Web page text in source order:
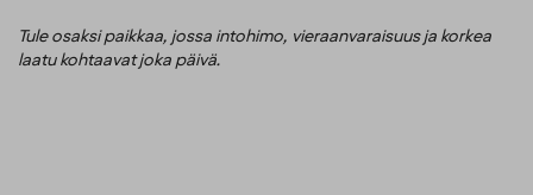
Tule osaksi paikkaa, jossa intohimo, vieraanvaraisuus ja korkea
laatu kohtaavat joka päivä.